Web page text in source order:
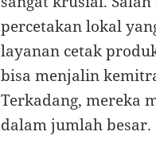
percetakan lokal
layanan cetak
bisa menjalin
Terkadang, mereka
dalam jumlah besar.